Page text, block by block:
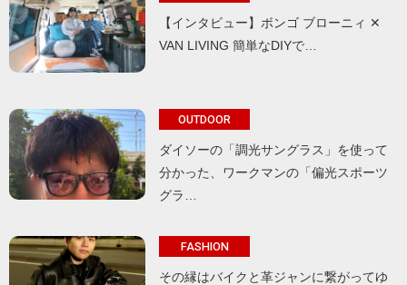
【インタビュー】ボンゴ ブローニィ ✕
VAN LIVING 簡単なDIYで…
OUTDOOR
ダイソーの「調光サングラス」を使って
分かった、ワークマンの「偏光スポーツ
グラ…
FASHION
その縁はバイクと革ジャンに繋がってゆ